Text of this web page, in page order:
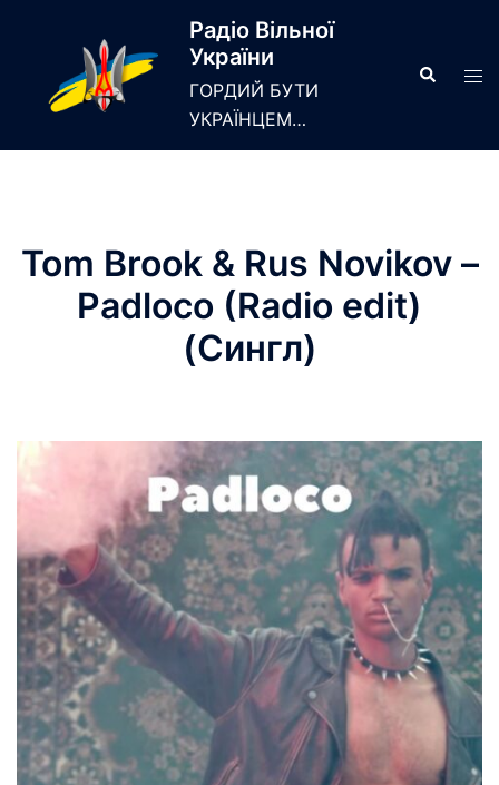
Радіо Вільної
України
ГОРДИЙ БУТИ
УКРАЇНЦЕМ…
Search
Tom Brook & Rus Novikov –
Padloco (Radio edit)
(Сингл)